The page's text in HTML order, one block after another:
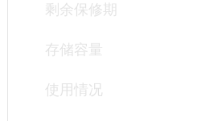
剩余保修期
存储容量
使用情况